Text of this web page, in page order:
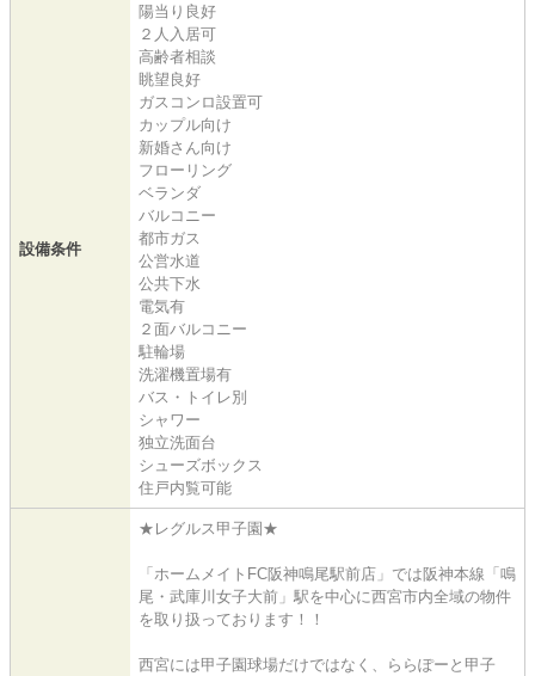
設備条件
陽当り良好
２人入居可
高齢者相談
眺望良好
ガスコンロ設置可
カップル向け
新婚さん向け
フローリング
ベランダ
バルコニー
都市ガス
公営水道
公共下水
電気有
２面バルコニー
駐輪場
洗濯機置場有
バス・トイレ別
シャワー
独立洗面台
シューズボックス
住戸内覧可能
★レグルス甲子園★
「ホームメイトFC阪神鳴尾駅前店」では阪神本線「鳴
尾・武庫川女子大前」駅を中心に西宮市内全域の物件
を取り扱っております！！
西宮には甲子園球場だけではなく、ららぽーと甲子